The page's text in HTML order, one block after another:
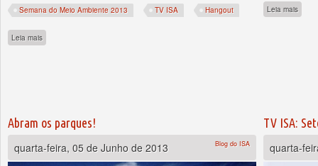
Semana do Meio Ambiente 2013 TV ISA Hangout
Leia mais
Leia mais
Abram os parques!
quarta-feira, 05 de Junho de 2013
Blog do ISA
TV ISA:
quarta-